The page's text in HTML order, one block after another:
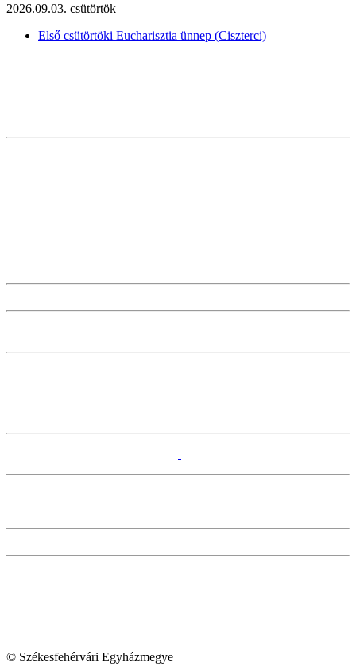
2026.09.03. csütörtök
Első csütörtöki Eucharisztia ünnep (Ciszterci)
© Székesfehérvári Egyházmegye